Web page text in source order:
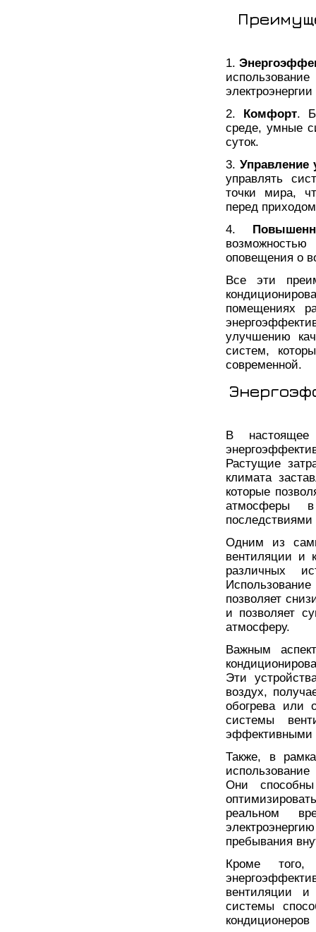
1.
2. Комфорт.
среде, умные
суток.
3. Управление
управлять
точки мира,
перед
4.
возможностью
оповещения о
Все эти
помещениях
улучшению
систем,
современной.
В настоящее
Растущие
климата
которые
атмосферы
Одним из
вентиляции и
различных
позволяет
и позволяет
атмосферу.
Важным
Эти
воздух,
обогрева или
системы
эффективными
Также, в
Они
реальном
пребывания
Кроме
вентиляции и
системы